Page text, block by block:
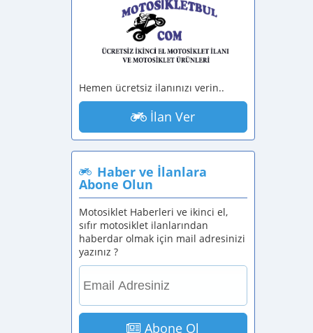
Hemen ücretsiz ilanınızı verin..
İlan Ver
Haber ve İlanlara
Abone Olun
Motosiklet Haberleri ve ikinci el,
sıfır motosiklet ilanlarından
haberdar olmak için mail adresinizi
yazınız ?
Abone Ol